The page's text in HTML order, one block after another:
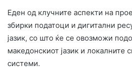
Еден од клучните аспекти на
збирки податоци и дигитални
јазик, со што ќе се овозможи
македонскиот јазик и локалните
системи.